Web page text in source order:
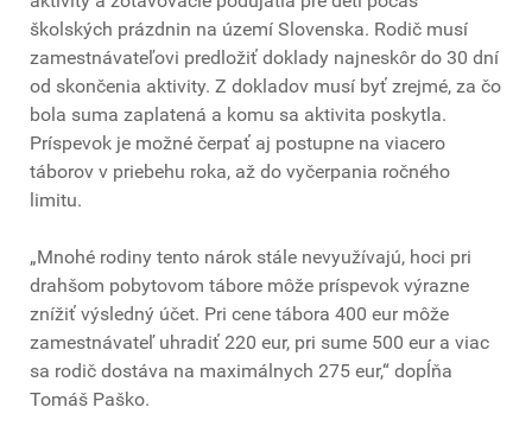
školských prázdnin na území Slovenska. Rodič musí
zamestnávateľovi predložiť doklady najneskôr do 30 dní
od skončenia aktivity. Z dokladov musí byť zrejmé, za čo
bola suma zaplatená a komu sa aktivita poskytla.
Príspevok je možné čerpať aj postupne na viacero
táborov v priebehu roka, až do vyčerpania ročného
limitu.
„Mnohé rodiny tento nárok stále nevyužívajú, hoci pri
drahšom pobytovom tábore môže príspevok výrazne
znížiť výsledný účet. Pri cene tábora 400 eur môže
zamestnávateľ uhradiť 220 eur, pri sume 500 eur a viac
sa rodič dostáva na maximálnych 275 eur,“ dopĺňa
Tomáš Paško.